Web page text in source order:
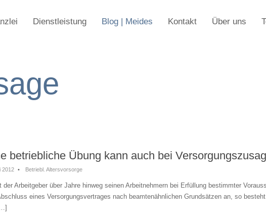
Dienstleistung Blog | Meides Kontakt Über uns
betriebliche Übung kann auch bei
2012 • Betriebl. Altersvorsorge
der Arbeitgeber über Jahre hinweg seinen Arbeitnehmern bei Erfüllung bestimmter
eines Versorgungsvertrages nach beamtenähnlichen Grundsätzen an, so